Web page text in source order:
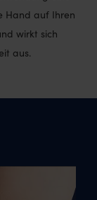
Hand auf Ihren
wirkt sich
aus.